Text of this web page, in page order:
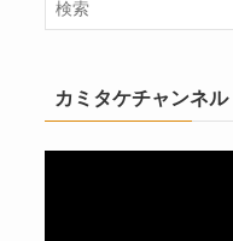
カミタケチャンネル